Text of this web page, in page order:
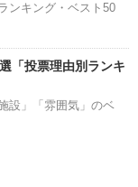
ンキング・ベスト50
「投票理由別ランキ
設」「雰囲気」のベ